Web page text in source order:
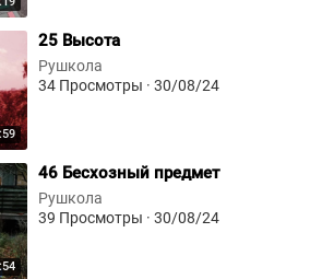
⁣25 Высота
Рушкола
34 Просмотры · 30/08/24
⁣46 Бесхозный предмет
Рушкола
39 Просмотры · 30/08/24